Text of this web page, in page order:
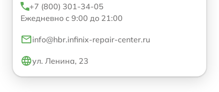
+7 (800) 301-34-05
Ежедневно с 9:00 до 21:00
info@hbr.infinix-repair-center.ru
ул. Ленина, 23